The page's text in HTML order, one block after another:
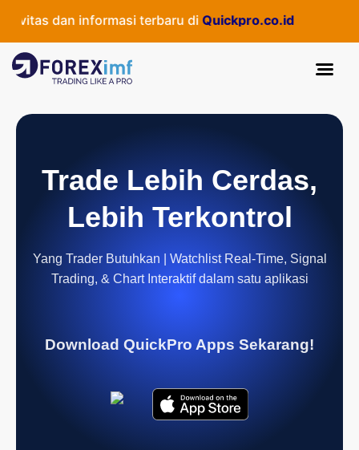
dan informasi terbaru di Quickpro.co.id
Trade Lebih Cerdas,
Lebih Terkontrol
Yang Trader Butuhkan | Watchlist Real-Time, Signal
Trading, & Chart Interaktif dalam satu aplikasi
Download QuickPro Apps Sekarang!